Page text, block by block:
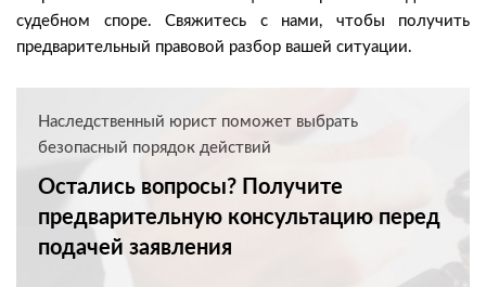
судебном споре. Свяжитесь с нами, чтобы получить
предварительный правовой разбор вашей ситуации.
Наследственный юрист поможет выбрать
безопасный порядок действий
Остались вопросы? Получите
предварительную консультацию перед
подачей заявления